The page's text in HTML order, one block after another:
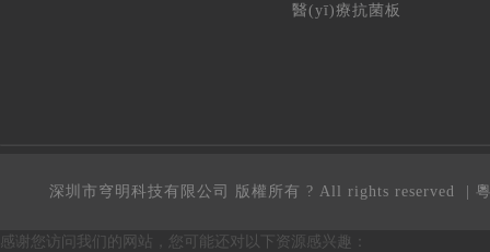
醫(yī)療抗菌板
深圳市穹明科技有限公司 版權所有 ? All rights reserved
感谢您访问我们的网站，您可能还对以下资源感兴趣：